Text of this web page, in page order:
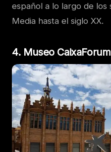
español a lo largo de los
Media hasta el siglo XX.
4. Museo